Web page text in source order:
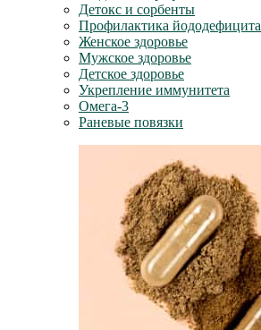
Детокс и сорбенты
Профилактика йододефицита
Женское здоровье
Мужское здоровье
Детское здоровье
Укрепление иммунитета
Омега-3
Раневые повязки